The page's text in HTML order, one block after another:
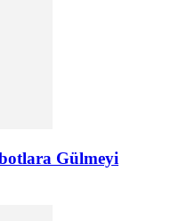
Gülmeyi